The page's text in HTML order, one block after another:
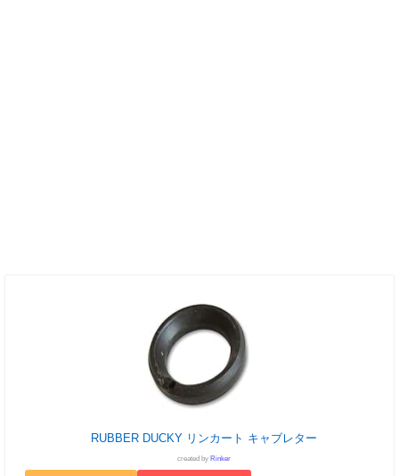
RUBBER DUCKY リンカート キャブレター
created by Rinker